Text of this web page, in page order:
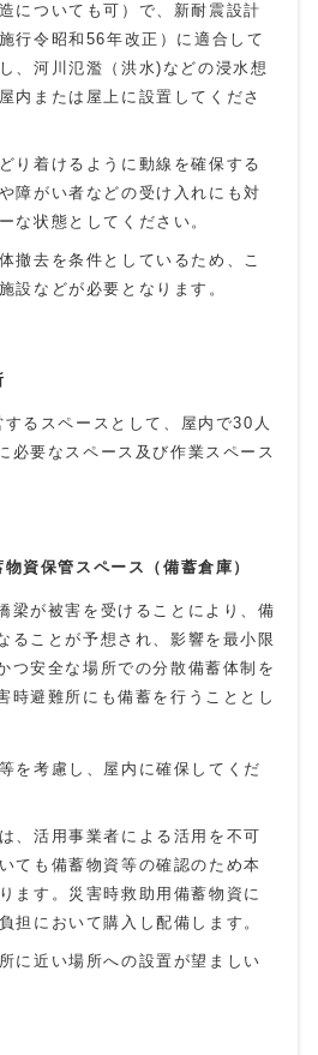
についても可）で、新耐震設計
行令昭和 56年改正）に適合して
、河川氾濫（洪水) などの浸水想
内または屋上に設置してくださ
り着けるように動線を確保する
障がい者などの受け入れにも対
な状態としてください。
撤去を条件としているため、こ
設などが必要となります。
るスペースとして、屋内で30 人
必要なスペース及び作業スペース
資保管スペース（備蓄倉庫）
が被害を受けることにより、備
ることが予想され、影響を最小限
つ安全な場所での分散備蓄体制を
時避難所にも備蓄を行うこととし
を考慮し、屋内に確保してくだ
、活用事業者による活用を不可
ても備蓄物資等の確認のため本
ます。災害時救助用備蓄物資に
担において購入し配備します。
に近い場所への設置が望ましい